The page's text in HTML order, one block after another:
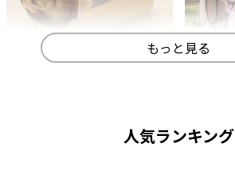
もっと見る
人気ランキング